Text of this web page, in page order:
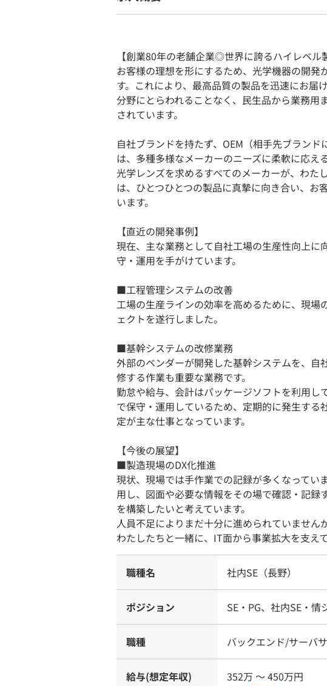
【創業80年の老舗企業◎世界に誇るハイレベル
お客様の理想を形にするため、光学機器の開
す。これにより、最高品質の製品を迅速にお届
分野にとらわれることなく、民生品から業務用
されています。
自社ブランドを持たず、OEM（相手先ブラン
は、多種多様なメーカーのニーズに柔軟に応え
光学レンズを求めるすべてのメーカーが、わた
は、ひとつひとつの製品に真摯に向き合い、お
います。
【直近の開発事例】
現在、主な業務として自社工場の生産性向上に
守・運用を手がけています。
■工程管理システムの改善
工場の生産ラインの効率を高めるために、現
ェクトを遂行しました。
■基幹システムの改修業務
外部のベンダーが開発した基幹システムを、
修する作業も重要な業務です。
勤怠や給与、会計はパッケージソフトを利用
で保守・運用しているため、定期的に発生す
定が主な仕事となっています。
【今後の展望】
■製造現場のDX化推進
現状、現場では手作業での記録が多くなって
用し、図面や必要な情報をその場で確認・記
を構築したいと考えています。
人員不足によりまだ十分に進められていません
わたしたちと一緒に、IT面から事業拡大を支え
職種名 社内SE（長野）
ポジション SE・PG、社内SE・情
職種 バックエンド/サーバ
給与(想定年収) 352万 〜 450万円